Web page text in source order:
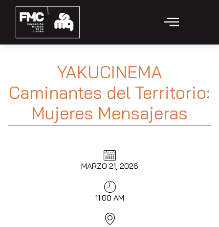
YAKUCINEMA
Caminantes del Territorio:
Mujeres Mensajeras
MARZO 21, 2026
11:00 AM